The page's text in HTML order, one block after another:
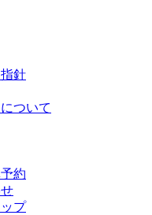
針
ついて
約
プ